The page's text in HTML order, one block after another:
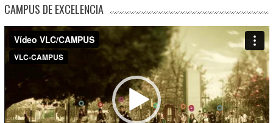
CAMPUS DE EXCELENCIA
Reproductor
de
vídeo